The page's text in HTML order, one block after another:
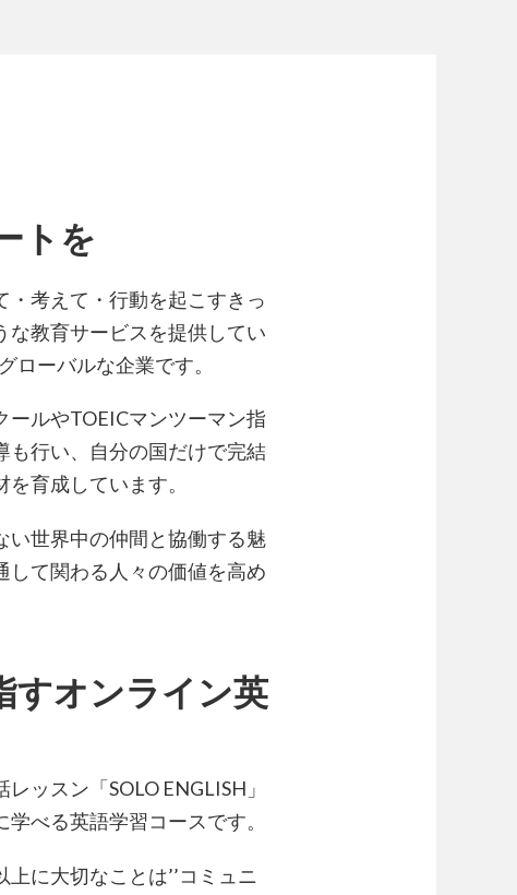
トを
・考えて・行動を起こすきっ
な教育サービスを提供してい
ローバルな企業です。
ルやTOEICマンツーマン指
も行い、自分の国だけで完結
育成しています。
い世界中の仲間と協働する魅
して関わる人々の価値を高め
すオンライン英
ッスン「SOLO ENGLISH」
べる英語学習コースです。
に大切なことは’’コミュニ